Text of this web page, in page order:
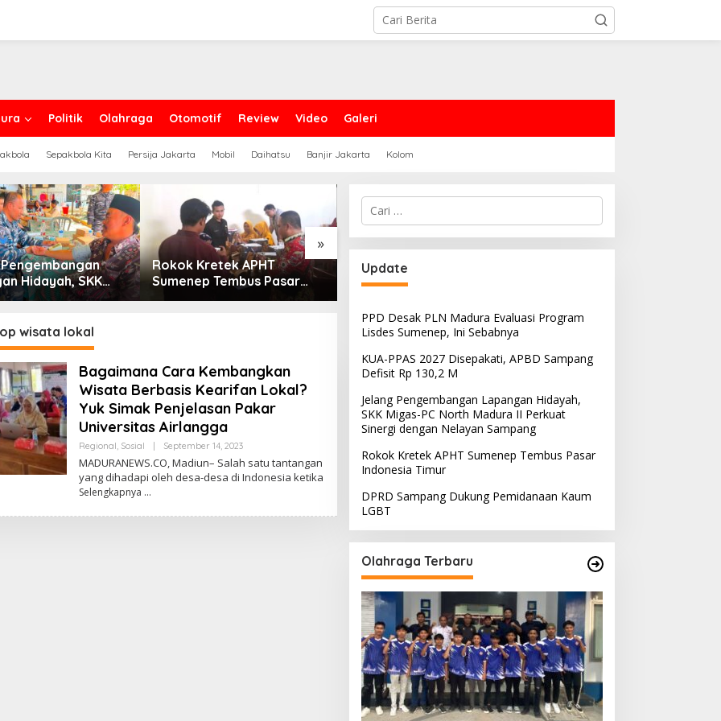
Politik Olahraga Otomotif Review Video Galeri
Sepakbola Kita Persija Jakarta Mobil Daihatsu Banjir Jakarta Kolom
»
Hidayah, SKK
North Madura II
Sampang
Rokok Kretek APHT
Sumenep Tembus Pasar
Indonesia Timur
DPRD Sampang Dukung
Pemidanaan Kaum LGBT
wisata lokal
Bagaimana Cara Kembangkan
Wisata Berbasis Kearifan Lokal?
Yuk Simak Penjelasan Pakar
Universitas Airlangga
Regional, Sosial September 14, 2023Oleh
MADURANEWS.CO, Madiun– Salah satu tantangan
yang dihadapi oleh desa-desa di Indonesia ketika
Selengkapnya
Cari
untuk:
Update
PPD Desak PLN Madura Evaluasi Program
Lisdes Sumenep, Ini Sebabnya
KUA-PPAS 2027 Disepakati, APBD Sampang
Defisit Rp 130,2 M
Jelang Pengembangan Lapangan Hidayah,
SKK Migas-PC North Madura II Perkuat
Sinergi dengan Nelayan Sampang
Rokok Kretek APHT Sumenep Tembus Pasar
Indonesia Timur
DPRD Sampang Dukung Pemidanaan Kaum
LGBT
Olahraga Terbaru